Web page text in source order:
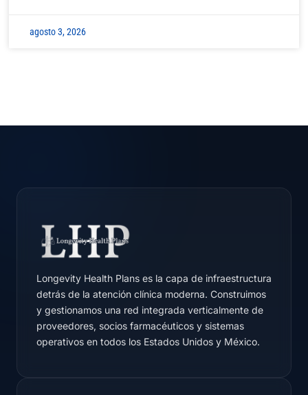
agosto 3, 2026
Longevity Health Plans es la capa de infraestructura
detrás de la atención clínica moderna. Construimos
y gestionamos una red integrada verticalmente de
proveedores, socios farmacéuticos y sistemas
operativos en todos los Estados Unidos y México.